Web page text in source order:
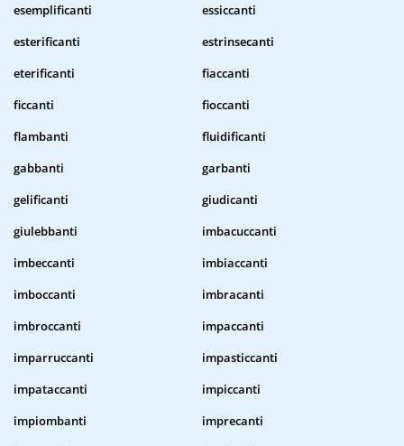
esemplificanti
essiccanti
esterificanti
estrinsecanti
eterificanti
fiaccanti
ficcanti
fioccanti
flambanti
fluidificanti
gabbanti
garbanti
gelificanti
giudicanti
giulebbanti
imbacuccanti
imbeccanti
imbiaccanti
imboccanti
imbracanti
imbroccanti
impaccanti
imparruccanti
impasticcanti
impataccanti
impiccanti
impiombanti
imprecanti